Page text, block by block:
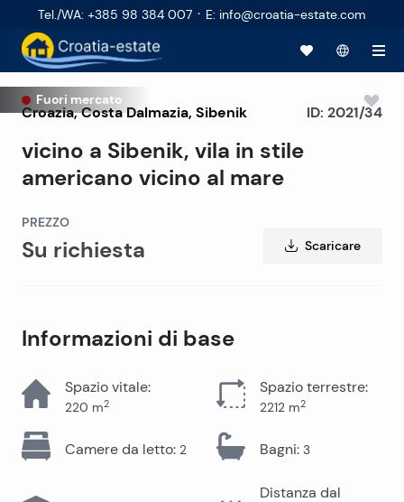
Tel./WA: +385 98 384 007 · E: info@croatia-estate.com
Fuori mercato
Croazia,Costa Dalmazia, Sibenik
vicino a Sibenik, vila in stile
americano vicino al mare
ID: 2021/34
PREZZO
Su richiesta Scaricare
Informazioni di base
Spazio vitale:
220 m2
Spazio terrestre:
2212 m2
Camere da letto: 2 Bagni: 3
Distanza dal